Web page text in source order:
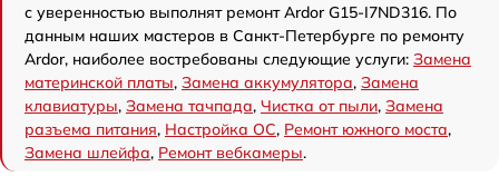
с уверенностью выполнят ремонт Ardor G15-I7ND316. По
данным наших мастеров в Санкт-Петербурге по ремонту
Ardor, наиболее востребованы следующие услуги: Замена
материнской платы, Замена аккумулятора, Замена
клавиатуры, Замена тачпада, Чистка от пыли, Замена
разъема питания, Настройка ОС, Ремонт южного моста,
Замена шлейфа, Ремонт вебкамеры.